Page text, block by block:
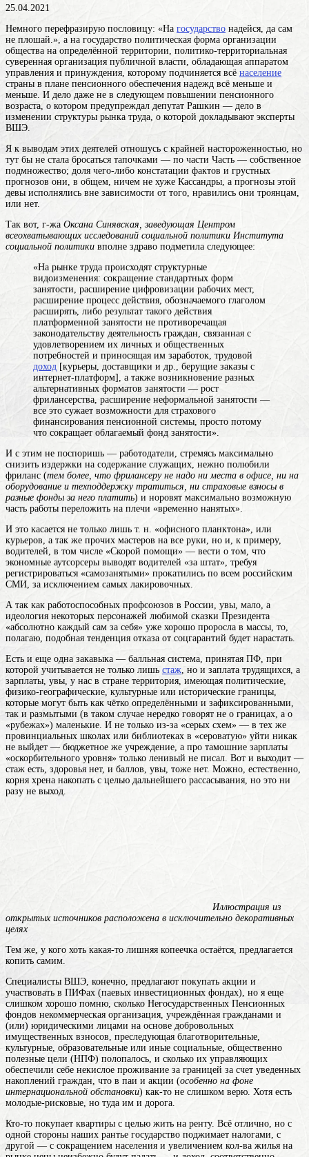
25.04.2021
Немного перефразирую пословицу: «На государство надейся, да сам
не плошай.», а на государство политическая форма организации
общества на определённой территории, политико-территориальная
суверенная организация публичной власти, обладающая аппаратом
управления и принуждения, которому подчиняется всё население
страны в плане пенсионного обеспечения надежд всё меньше и
меньше. И дело даже не в следующем повышении пенсионного
возраста, о котором предупреждал депутат Рашкин — дело в
изменении структуры рынка труда, о которой докладывают эксперты
ВШЭ.
Я к выводам этих деятелей отношусь с крайней настороженностью, но
тут бы не стала бросаться тапочками — по части Часть — собственное
подмножество; доля чего-либо констатации фактов и грустных
прогнозов они, в общем, ничем не хуже Кассандры, а прогнозы этой
девы исполнялись вне зависимости от того, нравились они троянцам,
или нет.
Так вот, г-жа Оксана Синявская, заведующая Центром
всеохватывающих исследований социальной политики Института
социальной политики вполне здраво подметила следующее:
«На рынке труда происходят структурные
видоизменения: сокращение стандартных форм
занятости, расширение цифровизации рабочих мест,
расширение процесс действия, обозначаемого глаголом
расширять, либо результат такого действия
платформенной занятости не противоречащая
законодательству деятельность граждан, связанная с
удовлетворением их личных и общественных
потребностей и приносящая им заработок, трудовой
доход [курьеры, доставщики и др., берущие заказы с
интернет-платформ], а также возникновение разных
альтернативных форматов занятости — рост
фрилансерства, расширение неформальной занятости —
все это сужает возможности для страхового
финансирования пенсионной системы, просто потому
что сокращает облагаемый фонд занятости».
И с этим не поспоришь — работодатели, стремясь максимально
снизить издержки на содержание служащих, нежно полюбили
фриланс (тем более, что фрилансеру не надо ни места в офисе, ни на
оборудование и техподдержку тратиться, ни страховые взносы в
разные фонды за него платить) и норовят максимально возможную
часть работы переложить на плечи «временно нанятых».
И это касается не только лишь т. н. «офисного планктона», или
курьеров, а так же прочих мастеров на все руки, но и, к примеру,
водителей, в том числе «Скорой помощи» — вести о том, что
экономные аутсорсеры выводят водителей «за штат», требуя
регистрироваться «самозанятыми» прокатились по всем российским
СМИ, за исключением самых лакировочных.
А так как работоспособных профсоюзов в России, увы, мало, а
идеология некоторых персонажей любимой сказки Президента
«абсолютно каждый сам за себя» уже хорошо проросла в массы, то,
полагаю, подобная тенденция отказа от соцгарантий будет нарастать.
Есть и еще одна закавыка — балльная система, принятая ПФ, при
которой учитывается не только лишь стаж , но и заплата трудящихся, а
зарплаты, увы, у нас в стране территория, имеющая политические,
физико-географические, культурные или исторические границы,
которые могут быть как чётко определёнными и зафиксированными,
так и размытыми (в таком случае нередко говорят не о границах, а о
«рубежах») маленькие. И не только из-за «серых схем» — в тех же
провинциальных школах или библиотеках в «сероватую» уйти никак
не выйдет — бюджетное же учреждение, а про тамошние зарплаты
«оскорбительного уровня» только ленивый не писал. Вот и выходит —
стаж есть, здоровья нет, и баллов, увы, тоже нет. Можно, естественно,
корня хрена накопать с целью дальнейшего рассасывания, но это ни
разу не выход.
Иллюстрация из
открытых источников расположена в исключительно декоративных
целях
Тем же, у кого хоть какая-то лишняя копеечка остаётся, предлагается
копить самим.
Специалисты ВШЭ, конечно, предлагают покупать акции и
участвовать в ПИФах (паевых инвестиционных фондах), но я еще
слишком хорошо помню, сколько Негосударственных Пенсионных
фондов некоммерческая организация, учреждённая гражданами и
(или) юридическими лицами на основе добровольных
имущественных взносов, преследующая благотворительные,
культурные, образовательные или иные социальные, общественно
полезные цели (НПФ) полопалось, и сколько их управляющих
обеспечили себе некислое проживание за границей за счет уведенных
накоплений граждан, что в паи и акции (особенно на фоне
интернациональной обстановки) как-то не слишком верю. Хотя есть
молодые-рисковые, но туда им и дорога.
Кто-то покупает квартиры с целью жить на ренту. Всё отлично, но с
одной стороны наших рантье государство поджимает налогами, с
другой — с сокращением населения и увеличением кол-ва жилья на